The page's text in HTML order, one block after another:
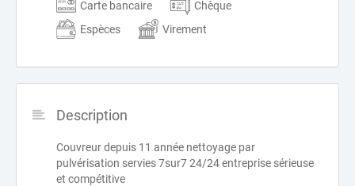
Carte bancaire
Chèque
Espèces
Virement
Description
Couvreur depuis 11 année nettoyage par
pulvérisation servies 7sur7 24/24 entreprise sérieuse
et compétitive